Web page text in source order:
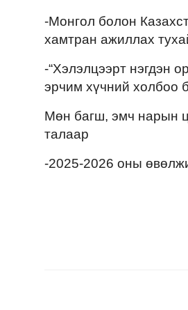
-Монгол болон
хамтран ажиллах
-“Хэлэлцээрт нэгдэн
эрчим хүчний холбоо
Мөн багш, эмч нарын
талаар
-2025-2026 оны